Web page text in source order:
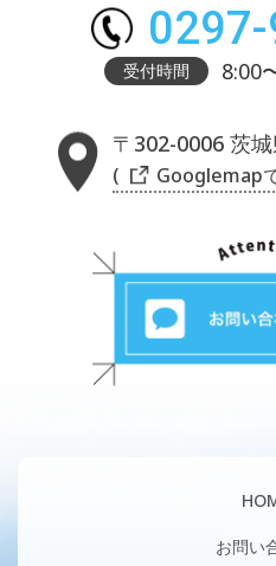
受付時間 8:00
〒302-0006 茨
( Googlemapで
お問い